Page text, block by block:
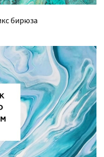
бирюза